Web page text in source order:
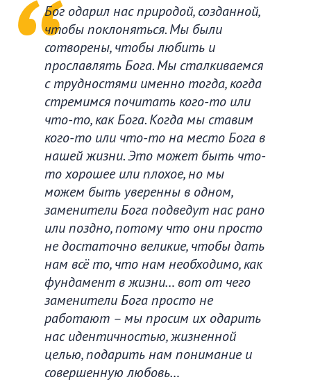
Бог одарил нас природой, созданной,
чтобы поклоняться. Мы были
сотворены, чтобы любить и
прославлять Бога. Мы сталкиваемся
с трудностями именно тогда, когда
стремимся почитать кого-то или
что-то, как Бога. Когда мы ставим
кого-то или что-то на место Бога в
нашей жизни. Это может быть что-
то хорошее или плохое, но мы
можем быть уверенны в одном,
заменители Бога подведут нас рано
или поздно, потому что они просто
не достаточно великие, чтобы дать
нам всё то, что нам необходимо, как
фундамент в жизни… вот от чего
заменители Бога просто не
работают – мы просим их одарить
нас идентичностью, жизненной
целью, подарить нам понимание и
совершенную любовь…